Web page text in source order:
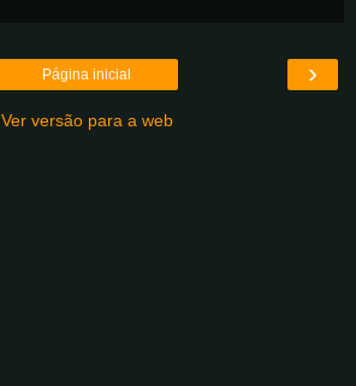
›
Página inicial
Ver versão para a web